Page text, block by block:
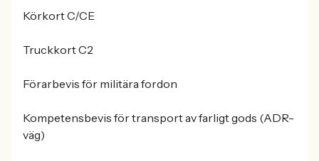
Körkort C/CE
Truckkort C2
Förarbevis för militära fordon
Kompetensbevis för transport av farligt gods (ADR-
väg)